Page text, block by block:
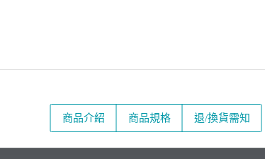
商品介紹 商品規格 退/換貨需知